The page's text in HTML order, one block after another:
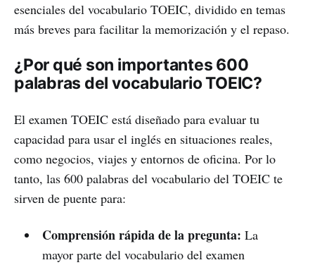
esenciales del vocabulario TOEIC, dividido en temas
más breves para facilitar la memorización y el repaso.
¿Por qué son importantes 600
palabras del vocabulario TOEIC?
El examen TOEIC está diseñado para evaluar tu
capacidad para usar el inglés en situaciones reales,
como negocios, viajes y entornos de oficina. Por lo
tanto, las 600 palabras del vocabulario del TOEIC te
sirven de puente para:
Comprensión rápida de la pregunta: La
mayor parte del vocabulario del examen